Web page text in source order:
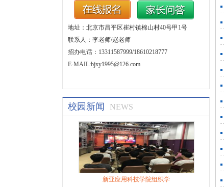
地址：北京市昌平区崔村镇棉山村40号甲1号
联系人：李老师/赵老师
招办电话：13311587999/18610218777
E-MAIL:bjxy1995@126.com
校园新闻 NEWS
新亚应用科技学院组织学